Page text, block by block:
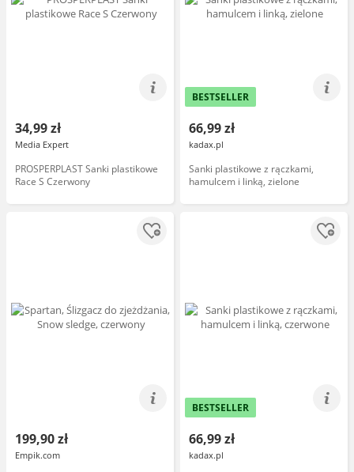
34,99 zł
Media Expert
PROSPERPLAST Sanki plastikowe
Race S Czerwony
BESTSELLER
66,99 zł
kadax.pl
Sanki plastikowe z rączkami,
hamulcem i linką, zielone
199,90 zł
Empik.com
BESTSELLER
66,99 zł
kadax.pl